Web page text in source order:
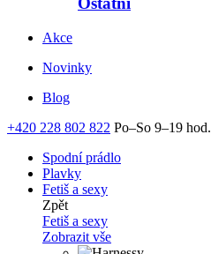
Akce
Novinky
Blog
+420 228 802 822 Po–So 9–19 hod.
Spodní prádlo
Plavky
Fetiš a sexy
Zpět
Fetiš a sexy
Zobrazit vše